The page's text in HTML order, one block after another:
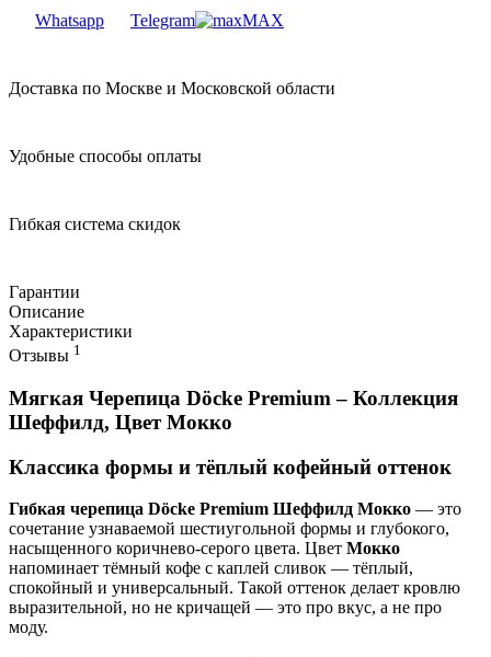
Whatsapp
Telegram MAX
Доставка по Москве и Московской области
Удобные способы оплаты
Гибкая система скидок
Гарантии
Описание
Характеристики
Отзывы 1
Мягкая Черепица Döcke Premium – Коллекция
Шеффилд, Цвет Мокко
Классика формы и тёплый кофейный оттенок
Гибкая черепица Döcke Premium Шеффилд Мокко — это
сочетание узнаваемой шестиугольной формы и глубокого,
насыщенного коричнево-серого цвета. Цвет Мокко
напоминает тёмный кофе с каплей сливок — тёплый,
спокойный и универсальный. Такой оттенок делает кровлю
выразительной, но не кричащей — это про вкус, а не про
моду.